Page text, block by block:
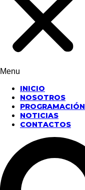
Menu
INICIO
NOSOTROS
PROGRAMACIÓN
NOTICIAS
CONTACTOS